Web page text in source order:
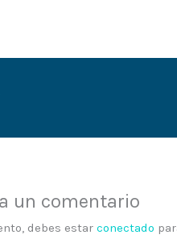
un comentario
debes estarconectado